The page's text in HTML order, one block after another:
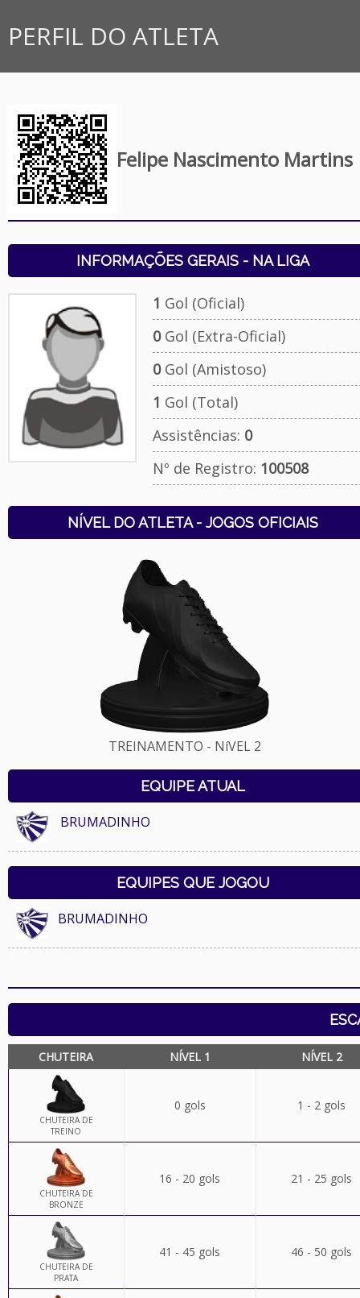
PERFIL DO ATLETA
Felipe Nascimento Martins
INFORMAÇÕES GERAIS - NA LIGA
1 Gol (Oficial)
0Gol (Extra-Oficial)
0Gol (Amistoso)
1 Gol (Total)
Assistências: 0
Nº de Registro: 100508
NÍVEL DO ATLETA - JOGOS OFICIAIS
TREINAMENTO - NíVEL 2
EQUIPE ATUAL
BRUMADINHO
EQUIPES QUE JOGOU
BRUMADINHO
CHUTEIRA NÍVEL 1 NÍVEL 2
CHUTEIRA DE
TREINO
0 gols 1 - 2 gols
CHUTEIRA DE
BRONZE
16 - 20 gols 21 - 25 gols
CHUTEIRA DE
PRATA
41 - 45 gols 46 - 50 gols